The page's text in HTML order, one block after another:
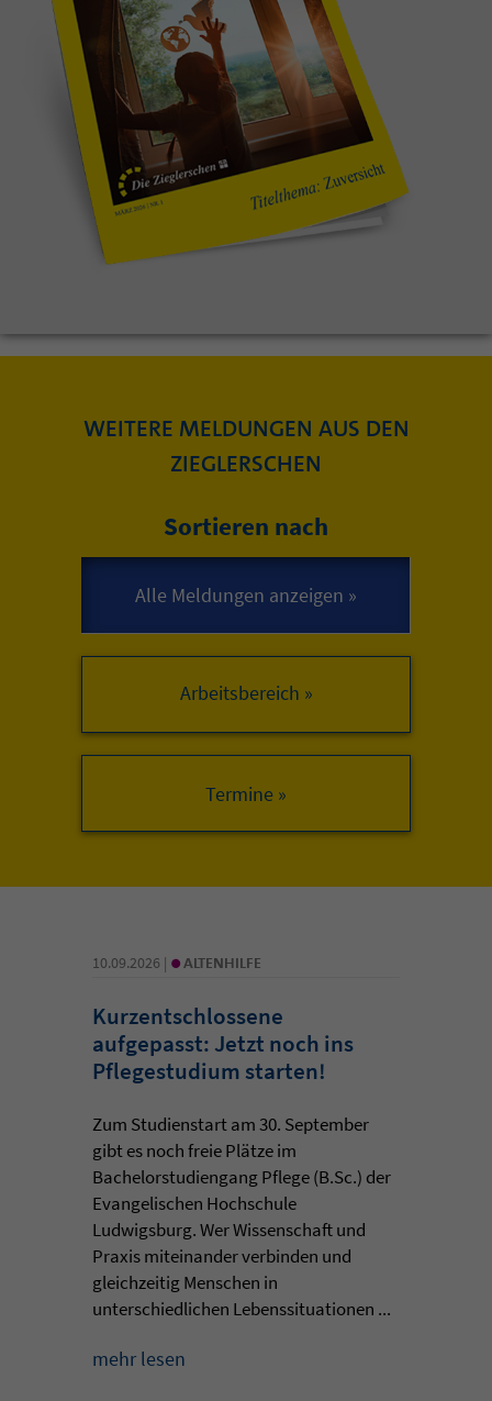
WEITERE MELDUNGEN AUS DEN
ZIEGLERSCHEN
Sortieren nach
Arbeitsbereich »
10.09.2026 | • ALTENHILFE
Kurzentschlossene
aufgepasst: Jetzt noch ins
Pflegestudium starten!
Zum Studienstart am 30. September
gibt es noch freie Plätze im
Bachelorstudiengang Pflege (B.Sc.) der
Evangelischen Hochschule
Ludwigsburg. Wer Wissenschaft und
Praxis miteinander verbinden und
gleichzeitig Menschen in
unterschiedlichen Lebenssituationen ...
mehr lesen